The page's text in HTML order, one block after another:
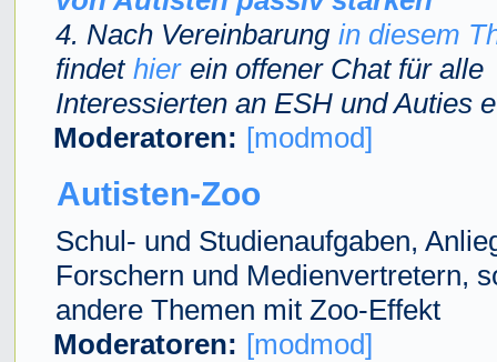
4. Nach Vereinbarung in diesem
findet hierein offener Chat für alle
Interessierten an ESH und Auties
Moderatoren: [modmod]
Autisten-Zoo
Schul- und Studienaufgaben,
Forschern und Medienvertretern,
andere Themen mit Zoo-Effekt
Moderatoren: [modmod]